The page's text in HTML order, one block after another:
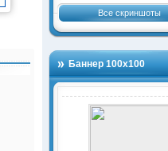
Все скриншоты
Баннер 100х100